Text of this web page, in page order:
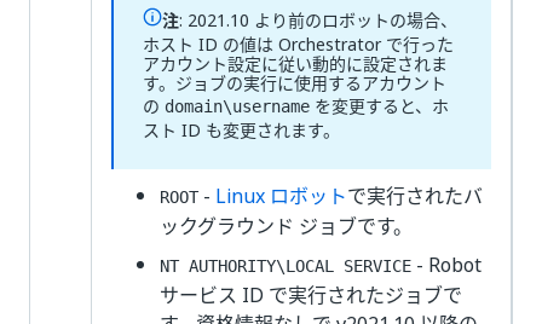
注: 2021.10 より前のロボットの場合、
ホスト ID の値は Orchestrator で行った
アカウント設定に従い動的に設定されま
す。ジョブの実行に使用するアカウント
の domain\username を変更すると、ホ
スト ID も変更されます。
ROOT- Linux ロボットで実行されたバ
ックグラウンド ジョブです。
NT AUTHORITY\LOCAL SERVICE - Robot
サービス ID で実行されたジョブで